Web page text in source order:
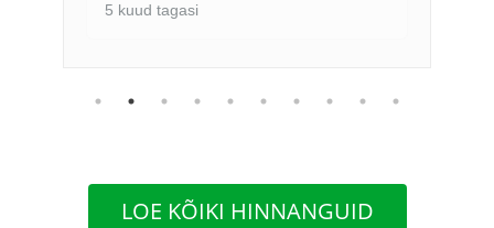
Lõuna-Eesti kartulipõllud on vee all.
olnud kõrge kvaliteediga. Kui
perele tagada varajaselt värske
5 kuud tagasi
LOE KÕIKI HINNANGUID